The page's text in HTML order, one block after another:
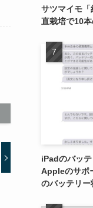
サツマイモ
直栽培で10
iPadのバッ
Appleのサポ
のバッテリー